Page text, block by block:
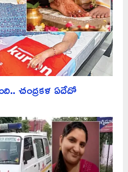
చంద్రకళ ఏదేదో